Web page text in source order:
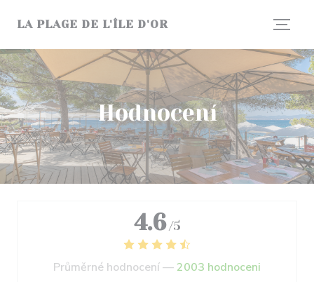
LA PLAGE DE L'ÎLE D'OR
Hodnocení
4.6 /5
Průměrné hodnocení — 2003 hodnoceni